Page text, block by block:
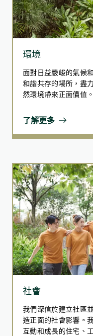
環境
面對日益嚴峻的氣候
和諧共存的場所，盡
然環境帶來正面價值
肩負環境責任的承諾
的世界，因而積極努
高能源效率、推動循
了解更多
社會
我們深信於建立社區
造正面的社會影響。
互動和成長的住宅、